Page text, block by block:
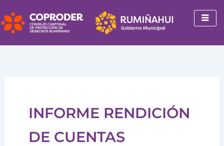
al
contenido
INFORME RENDICIÓN
DE CUENTAS
por: